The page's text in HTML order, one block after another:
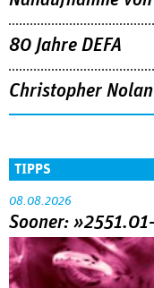
80 Jahre DEFA
Christopher
TIPPS
08.08.2026
Sooner: